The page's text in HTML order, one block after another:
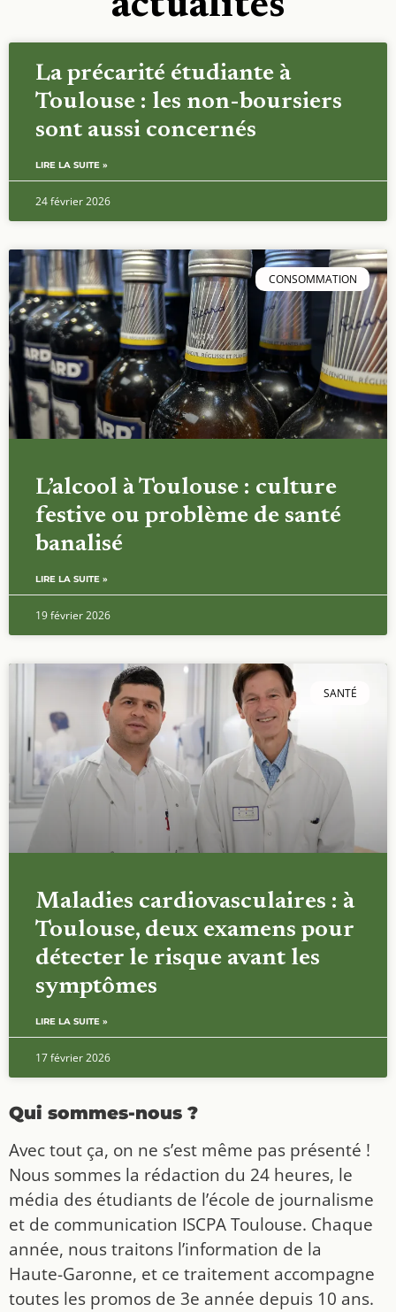
La précarité étudiante à
Toulouse : les non-boursiers
sont aussi concernés
LIRE LA SUITE »
24 février 2026
CONSOMMATION
L’alcool à Toulouse : culture
festive ou problème de santé
banalisé
LIRE LA SUITE »
19 février 2026
SANTÉ
Maladies cardiovasculaires : à
Toulouse, deux examens pour
détecter le risque avant les
symptômes
LIRE LA SUITE »
17 février 2026
Qui sommes-nous ?
Avec tout ça, on ne s’est même pas présenté !
Nous sommes la rédaction du 24 heures, le
média des étudiants de l’école de journalisme
et de communication ISCPA Toulouse. Chaque
année, nous traitons l’information de la
Haute-Garonne, et ce traitement accompagne
toutes les promos de 3e année depuis 10 ans.